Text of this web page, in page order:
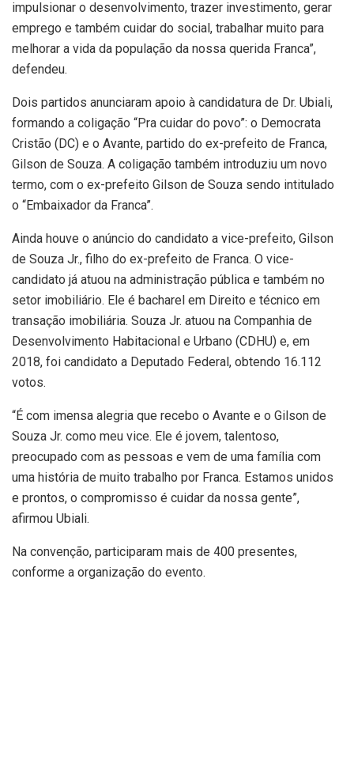
impulsionar o desenvolvimento, trazer investimento, gerar
emprego e também cuidar do social, trabalhar muito para
melhorar a vida da população da nossa querida Franca”,
defendeu.
Dois partidos anunciaram apoio à candidatura de Dr. Ubiali,
formando a coligação “Pra cuidar do povo”: o Democrata
Cristão (DC) e o Avante, partido do ex-prefeito de Franca,
Gilson de Souza. A coligação também introduziu um novo
termo, com o ex-prefeito Gilson de Souza sendo intitulado
o “Embaixador da Franca”.
Ainda houve o anúncio do candidato a vice-prefeito, Gilson
de Souza Jr., filho do ex-prefeito de Franca. O vice-
candidato já atuou na administração pública e também no
setor imobiliário. Ele é bacharel em Direito e técnico em
transação imobiliária. Souza Jr. atuou na Companhia de
Desenvolvimento Habitacional e Urbano (CDHU) e, em
2018, foi candidato a Deputado Federal, obtendo 16.112
votos.
“É com imensa alegria que recebo o Avante e o Gilson de
Souza Jr. como meu vice. Ele é jovem, talentoso,
preocupado com as pessoas e vem de uma família com
uma história de muito trabalho por Franca. Estamos unidos
e prontos, o compromisso é cuidar da nossa gente”,
afirmou Ubiali.
Na convenção, participaram mais de 400 presentes,
conforme a organização do evento.